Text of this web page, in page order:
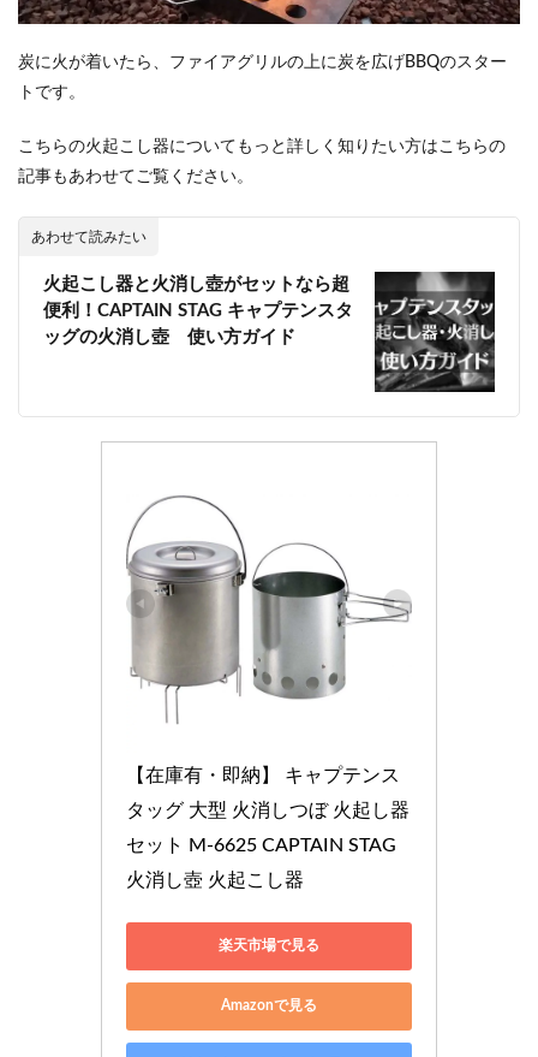
炭に火が着いたら、ファイアグリルの上に炭を広げBBQのスター
トです。
こちらの火起こし器についてもっと詳しく知りたい方はこちらの
記事もあわせてご覧ください。
あわせて読みたい
火起こし器と火消し壺がセットなら超
便利！CAPTAIN STAG キャプテンスタ
ッグの火消し壺 使い方ガイド
【在庫有・即納】 キャプテンス
タッグ 大型 火消しつぼ 火起し器
セット M-6625 CAPTAIN STAG
火消し壺 火起こし器
楽天市場で見る
Amazonで見る